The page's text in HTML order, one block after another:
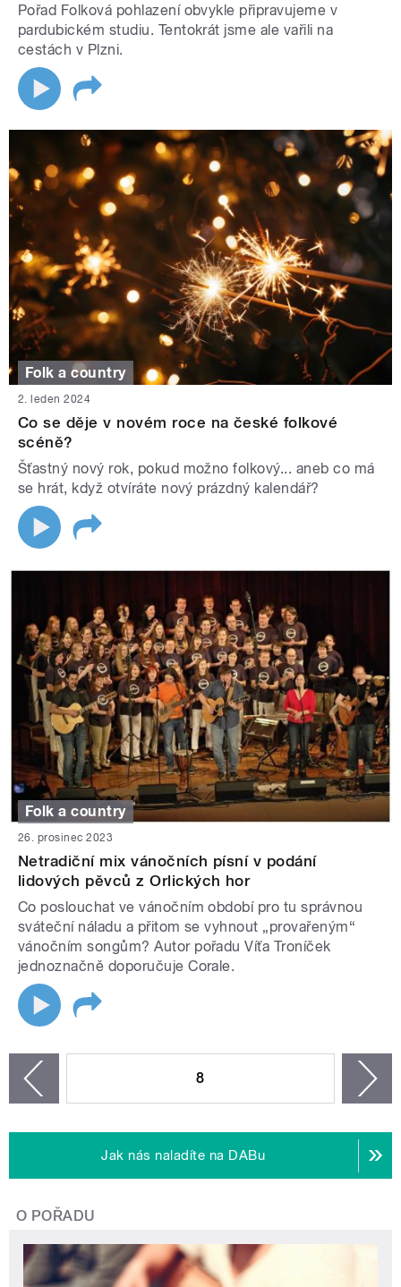
Pořad Folková pohlazení obvykle připravujeme v
pardubickém studiu. Tentokrát jsme ale vařili na
cestách v Plzni.
Folk a country
2. leden 2024
Co se děje v novém roce na české folkové
scéně?
Šťastný nový rok, pokud možno folkový... aneb co má
se hrát, když otvíráte nový prázdný kalendář?
Folk a country
26. prosinec 2023
Netradiční mix vánočních písní v podání
lidových pěvců z Orlických hor
Co poslouchat ve vánočním období pro tu správnou
sváteční náladu a přitom se vyhnout „provařeným“
vánočním songům? Autor pořadu Víťa Troníček
jednoznačně doporučuje Corale.
8
Jak nás naladíte na DABu
O POŘADU